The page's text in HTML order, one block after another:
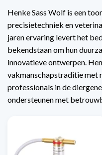
Henke Sass Wolf is een
precisietechniek en
jaren ervaring levert het
bekendstaan om hun
innovatieve ontwerpen.
vakmanschapstraditie met
professionals in de
ondersteunen met